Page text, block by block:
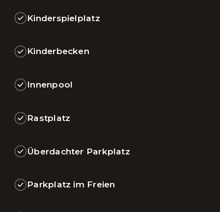
Kinderspielplatz
Kinderbecken
Innenpool
Rastplatz
Überdachter Parkplatz
Parkplatz im Freien